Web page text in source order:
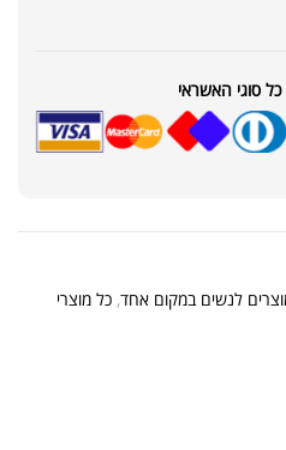
סוגי האשראי
לנשים במקום אחד, כל מוצרי